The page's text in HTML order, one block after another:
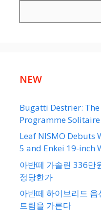
NEW
Bugatti Destrier:
Programme Solitaire
Leaf NISMO Debuts
5 and Enkei 19-inch
아반떼 가솔린 336만
정당한가
아반떼 하이브리드
트림을 가른다